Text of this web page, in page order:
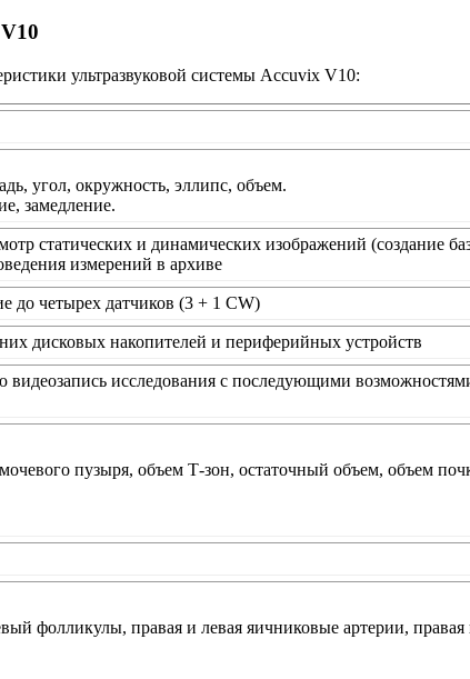
ультразвуковой системы Accuvix V10:
угол, окружность, эллипс, объем.
замедление.
статических и динамических изображений (создание
измерений в архиве
до четырех датчиков (3 + 1 CW)
дисковых накопителей и периферийных устройств
исследования с последующими
пузыря, объем Т-зон, остаточный объем, объем
фолликулы, правая и левая яичниковые артерии,